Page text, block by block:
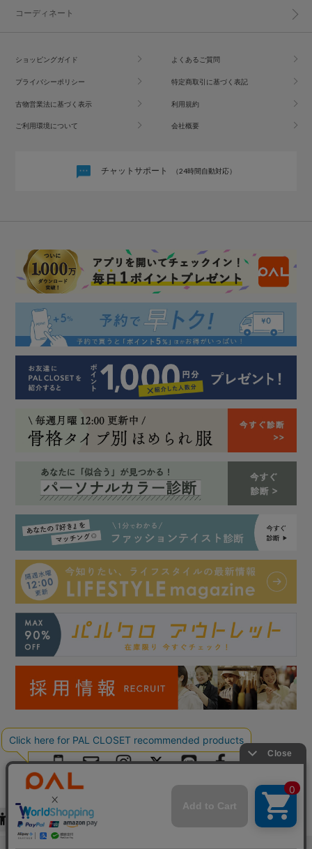
コーディネート
ショッピングガイド よくあるご質問
プライバシーポリシー 特定商取引に基づく表記
古物営業法に基づく表示 利用規約
ご利用環境について 会社概要
チャットサポート （24時間自動対応）